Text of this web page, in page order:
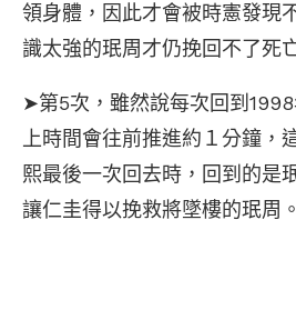
領身體，因此才會被時憲發現
識太強的珉周才仍挽回不了死
➤第5次，雖然說每次回到
上時間會往前推進約１分鐘，
熙最後一次回去時，回到的是
讓仁圭得以挽救將墜樓的珉周。